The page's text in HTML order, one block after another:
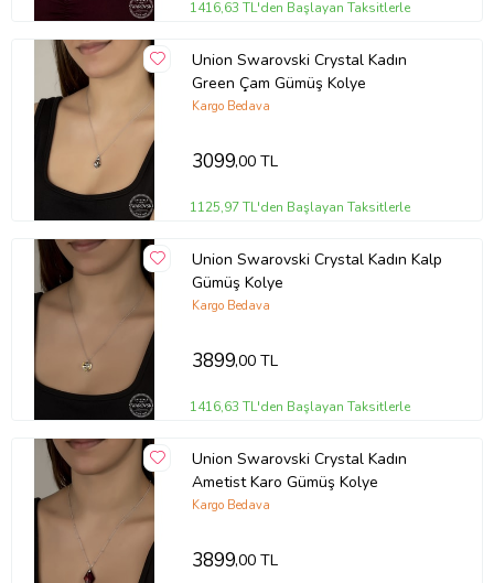
1416,63 TL'den Başlayan Taksitlerle
Union Swarovski Crystal Kadın
Green Çam Gümüş Kolye
Kargo Bedava
3099,00 TL
1125,97 TL'den Başlayan Taksitlerle
Union Swarovski Crystal Kadın Kalp
Gümüş Kolye
Kargo Bedava
3899,00 TL
1416,63 TL'den Başlayan Taksitlerle
Union Swarovski Crystal Kadın
Ametist Karo Gümüş Kolye
Kargo Bedava
3899,00 TL